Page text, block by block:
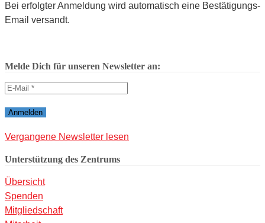
Bei erfolgter Anmeldung wird automatisch eine Bestätigungs-
Email versandt.
Melde Dich für unseren Newsletter an:
Vergangene Newsletter lesen
Unterstützung des Zentrums
Übersicht
Spenden
Mitgliedschaft